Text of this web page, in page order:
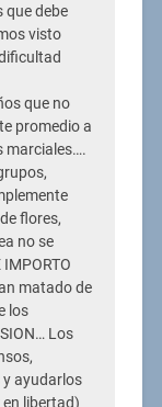
que debe
visto
que no
promedio a
marciales….
flores,
no se
matado de
los
Los
ayudarlos
en libertad)